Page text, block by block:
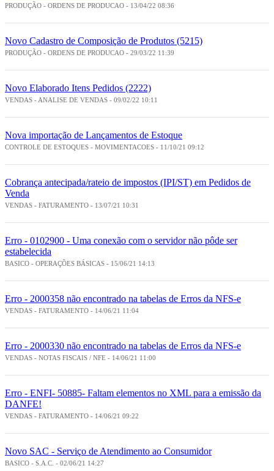
PRODUÇÃO - ORDENS DE PRODUCAO - 13/04/22 08:36
Novo Cadastro de Composição de Produtos (5215)
PRODUÇÃO - ORDENS DE PRODUCAO - 29/03/22 11:39
Novo Elaborado Itens Pedidos (2222)
VENDAS - ANALISE DE VENDAS - 09/02/22 10:11
Nova importação de Lançamentos de Estoque
CONTROLE DE ESTOQUES - MOVIMENTACOES - 11/10/21 09:12
Cobrança antecipada/rateio de impostos (IPI/ST) em Pedidos de
Venda
VENDAS - FATURAMENTO - 13/07/21 10:31
Erro - 0102900 - Uma conexão com o servidor não pôde ser
estabelecida
BASICO - OPERAÇÕES BÁSICAS - 15/06/21 14:13
Erro - 2000358 não encontrado na tabelas de Erros da NFS-e
VENDAS - FATURAMENTO - 14/06/21 11:04
Erro - 2000330 não encontrado na tabelas de Erros da NFS-e
VENDAS - NOTAS FISCAIS / NFE - 14/06/21 11:00
Erro - ENFI- 50885- Faltam elementos no XML para a emissão da
DANFE!
VENDAS - FATURAMENTO - 14/06/21 09:22
Novo SAC - Serviço de Atendimento ao Consumidor
BASICO - S.A.C. - 02/06/21 14:27